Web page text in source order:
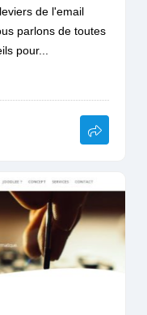
de l'email
parlons de toutes
pour...